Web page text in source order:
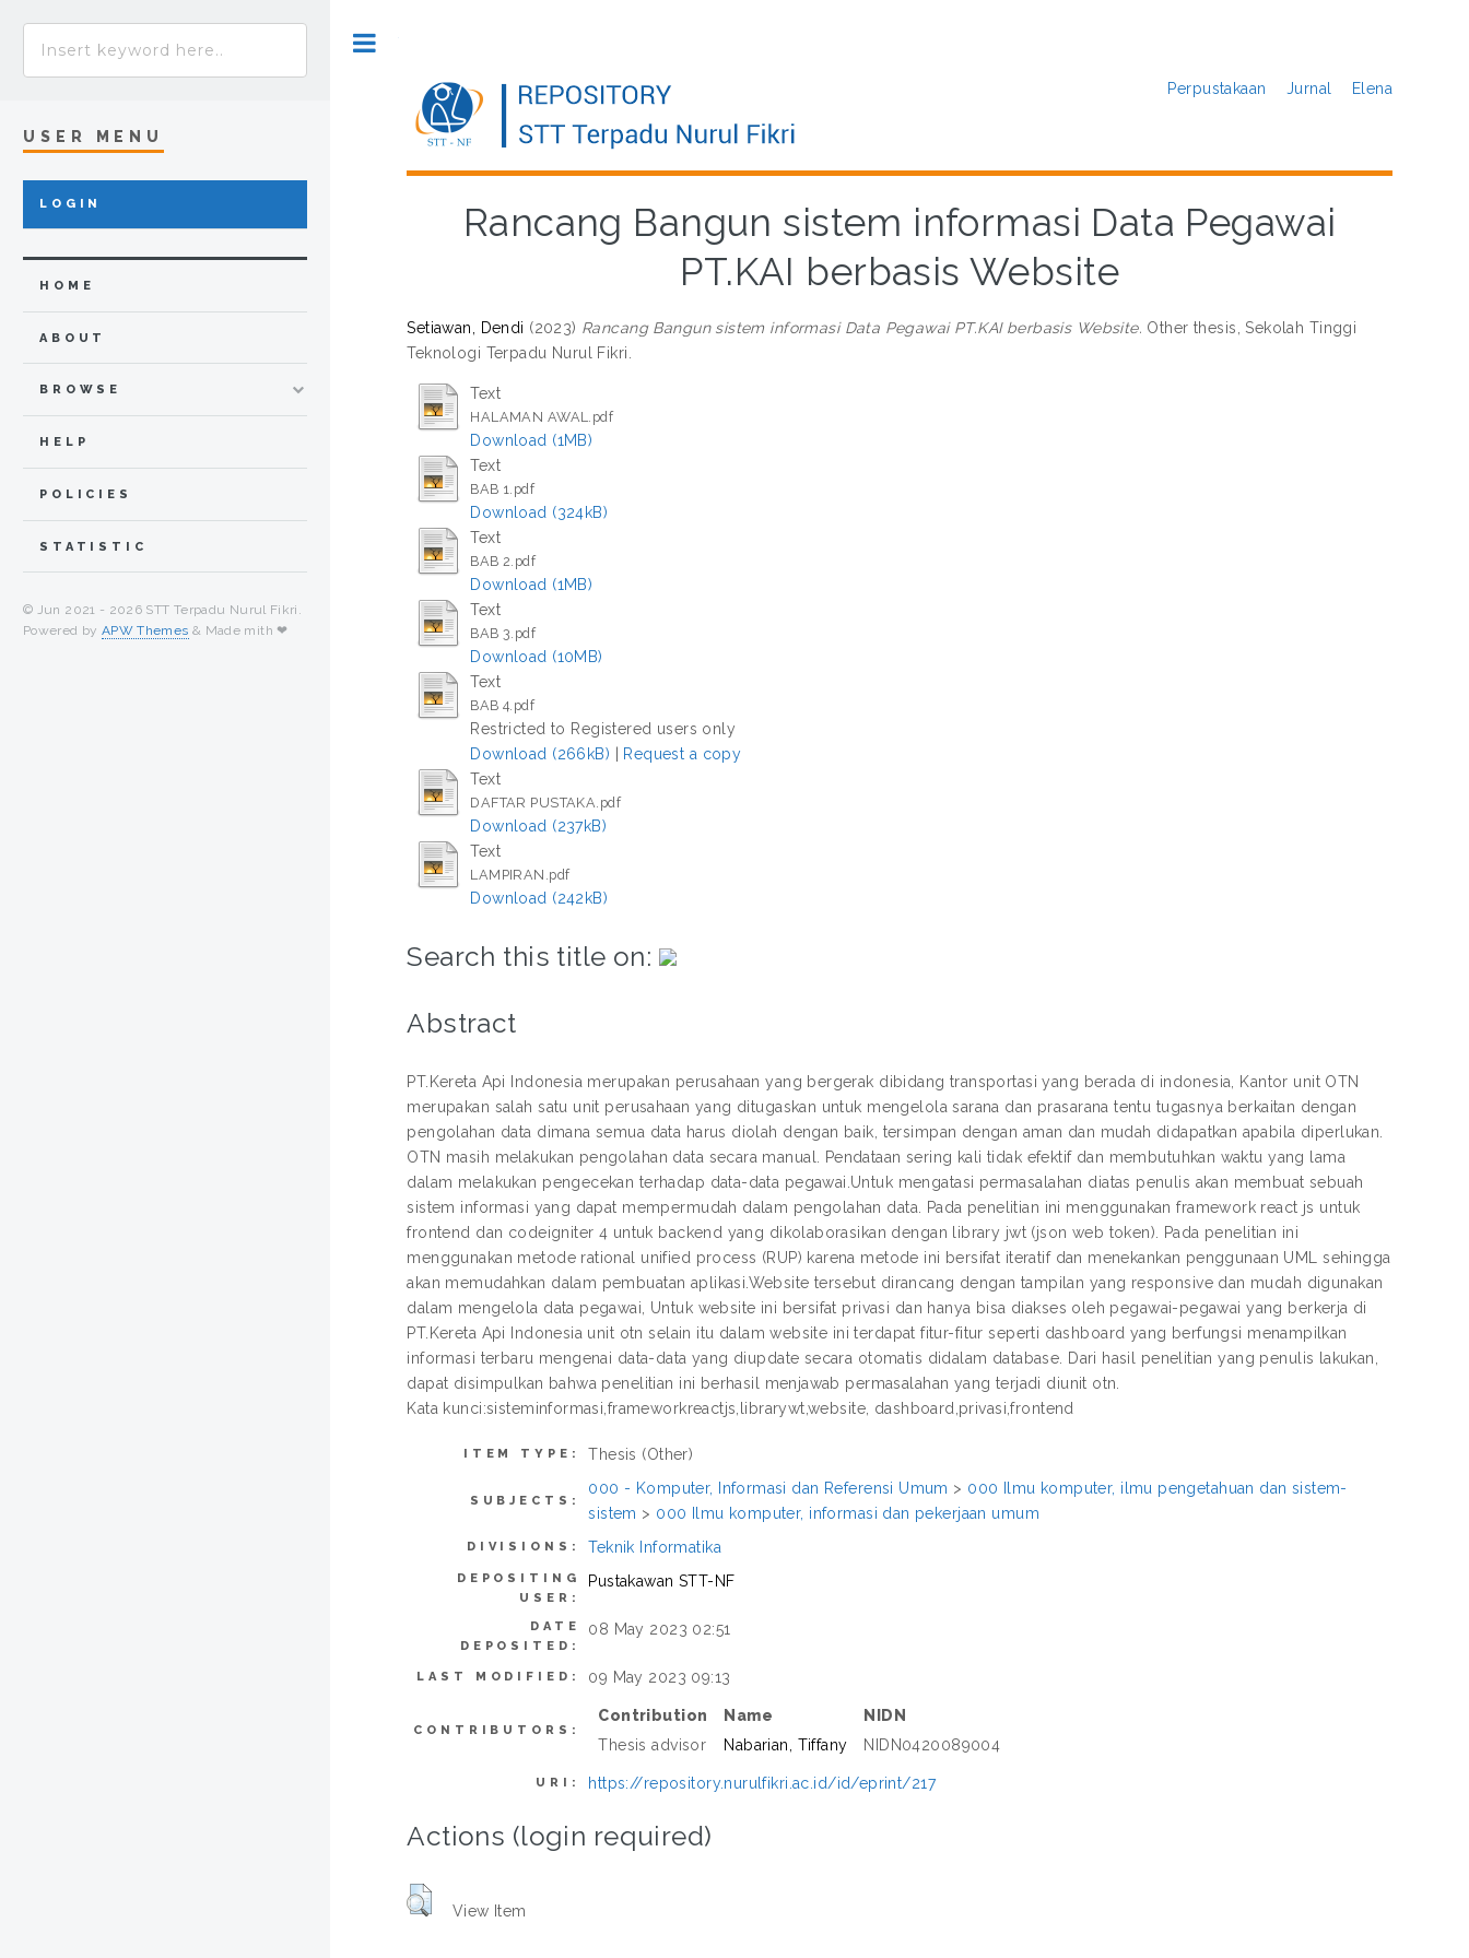
Perpustakaan Jurnal Elena
Rancang Bangun sistem informasi Data Pegawai
PT.KAI berbasis Website
Setiawan, Dendi (2023) Rancang Bangun sistem informasi Data Pegawai PT.KAI berbasis Website. Other thesis, Sekolah Tinggi
Teknologi Terpadu Nurul Fikri.
Text
HALAMAN AWAL.pdf
Download (1MB)
Text
BAB 1.pdf
Download (324kB)
Text
BAB 2.pdf
Download (1MB)
Text
BAB 3.pdf
Download (10MB)
Text
BAB 4.pdf
Restricted to Registered users only
Download (266kB) | Request a copy
Text
DAFTAR PUSTAKA.pdf
Download (237kB)
Text
LAMPIRAN.pdf
Download (242kB)
Search this title on:
Abstract
PT.Kereta Api Indonesia merupakan perusahaan yang bergerak dibidang transportasi yang berada di indonesia, Kantor unit OTN
merupakan salah satu unit perusahaan yang ditugaskan untuk mengelola sarana dan prasarana tentu tugasnya berkaitan dengan
pengolahan data dimana semua data harus diolah dengan baik, tersimpan dengan aman dan mudah didapatkan apabila diperlukan.
OTN masih melakukan pengolahan data secara manual. Pendataan sering kali tidak efektif dan membutuhkan waktu yang lama
dalam melakukan pengecekan terhadap data-data pegawai.Untuk mengatasi permasalahan diatas penulis akan membuat sebuah
sistem informasi yang dapat mempermudah dalam pengolahan data. Pada penelitian ini menggunakan framework react js untuk
frontend dan codeigniter 4 untuk backend yang dikolaborasikan dengan library jwt (json web token). Pada penelitian ini
menggunakan metode rational unified process (RUP) karena metode ini bersifat iteratif dan menekankan penggunaan UML sehingga
akan memudahkan dalam pembuatan aplikasi.Website tersebut dirancang dengan tampilan yang responsive dan mudah digunakan
dalam mengelola data pegawai, Untuk website ini bersifat privasi dan hanya bisa diakses oleh pegawai-pegawai yang berkerja di
PT.Kereta Api Indonesia unit otn selain itu dalam website ini terdapat fitur-fitur seperti dashboard yang berfungsi menampilkan
informasi terbaru mengenai data-data yang diupdate secara otomatis didalam database. Dari hasil penelitian yang penulis lakukan,
dapat disimpulkan bahwa penelitian ini berhasil menjawab permasalahan yang terjadi diunit otn.
Kata kunci:sisteminformasi,frameworkreactjs,librarywt,website, dashboard,privasi,frontend
ITEM TYPE: Thesis (Other)
SUBJECTS:
000 - Komputer, Informasi dan Referensi Umum > 000 Ilmu komputer, ilmu pengetahuan dan sistem-
sistem > 000 Ilmu komputer, informasi dan pekerjaan umum
DIVISIONS: Teknik Informatika
DEPOSITING
USER:
Pustakawan STT-NF
DATE
DEPOSITED:
08 May 2023 02:51
LAST MODIFIED: 09 May 2023 09:13
CONTRIBUTORS:
Contribution Name
NIDN
Thesis advisor
Nabarian, Tiffany NIDN0420089004
URI: https://repository.nurulfikri.ac.id/id/eprint/217
Actions (login required)
View Item
USER MENU
LOGIN
HOME
ABOUT
BROWSE
HELP
POLICIES
STATISTIC
© Jun 2021 - 2026 STT Terpadu Nurul Fikri.
Powered by APW Themes & Made mith ❤